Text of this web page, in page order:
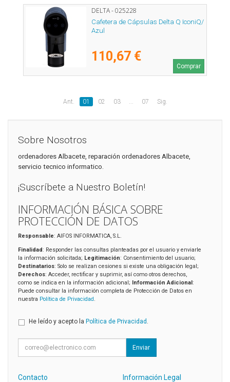
DELTA - 025228
Cafetera de Cápsulas Delta Q IconiQ/
Azul
110,67 €
Comprar
Ant. 01 02 03 07 Sig.
Sobre Nosotros
ordenadores Albacete, reparación ordenadores Albacete,
servicio tecnico informatico.
¡Suscríbete a Nuestro Boletín!
INFORMACIÓN BÁSICA SOBRE
PROTECCIÓN DE DATOS
Responsable: AIFOS INFORMATICA, S.L.
Finalidad: Responder las consultas planteadas por el usuario y enviarle
la información solicitada; Legitimación: Consentimiento del usuario;
Destinatarios: Solo se realizan cesiones si existe una obligación legal;
Derechos: Acceder, rectificar y suprimir, así como otros derechos,
como se indica en la información adicional; Información Adicional:
Puede consultar la información completa de Protección de Datos en
nuestra Política de Privacidad
He leído y acepto la Política de Privacidad .
Enviar
Contacto Información Legal